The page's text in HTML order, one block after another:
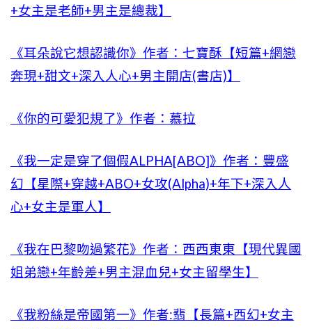
+女主是老師+男主是總裁】
《耳朵說它想認識你》作者：七寶酥【短篇+網戀
奔現+甜文+深入人心+男主開店(書店)】
《你的可愛犯規了》作者：慕拉
《我一定是穿了個假ALPHA[ABO]》作者：豐盛
幻【星際+穿越+ABO+女攻(Alpha)+年下+深入人
心+女主是軍人】
《我在巴黎吻過繁花》作者：西西東東【現代異國
姐弟戀+年齡差+男主混血兒+女主留學生】
《我粉絲是帝國第一》作者:翡【長篇+西幻+女主